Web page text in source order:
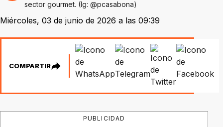
sector gourmet. (Ig: @pcasabona)
Miércoles, 03 de junio de 2026 a las 09:39
COMPARTIR
PUBLICIDAD